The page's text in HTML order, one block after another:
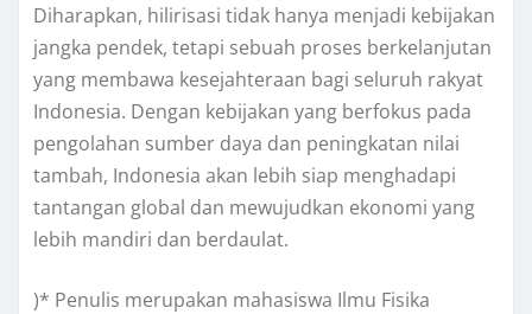
Diharapkan, hilirisasi tidak hanya menjadi kebijakan
jangka pendek, tetapi sebuah proses berkelanjutan
yang membawa kesejahteraan bagi seluruh rakyat
Indonesia. Dengan kebijakan yang berfokus pada
pengolahan sumber daya dan peningkatan nilai
tambah, Indonesia akan lebih siap menghadapi
tantangan global dan mewujudkan ekonomi yang
lebih mandiri dan berdaulat.
)* Penulis merupakan mahasiswa Ilmu Fisika